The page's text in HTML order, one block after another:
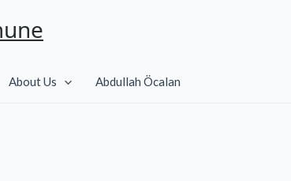
About Us Abdullah Öcalan